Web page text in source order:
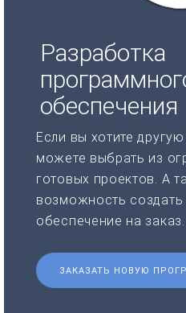
Разработка
обеспечения
Если вы хотите
можете выбрать из
готовых проектов. А
возможность
обеспечение на заказ.
ЗАКАЗАТЬ НОВУЮ